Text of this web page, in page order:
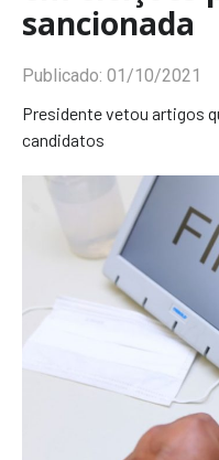
sancionada
Publicado: 01/10/2021
Presidente vetou artigos
candidatos